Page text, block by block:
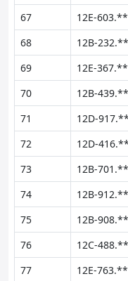
67
12E-603.**
68
12B-232.**
69
12E-367.**
70
12B-439.**
71
12D-917.**
72
12D-416.**
73
12B-701.**
74
12B-912.**
75
12B-908.**
76
12C-488.**
77
12E-763.**